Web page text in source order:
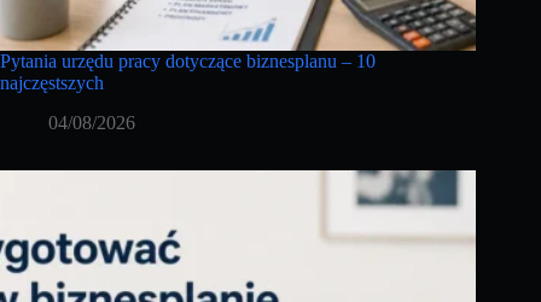
Pytania urzędu pracy dotyczące biznesplanu – 10
najczęstszych
04/08/2026